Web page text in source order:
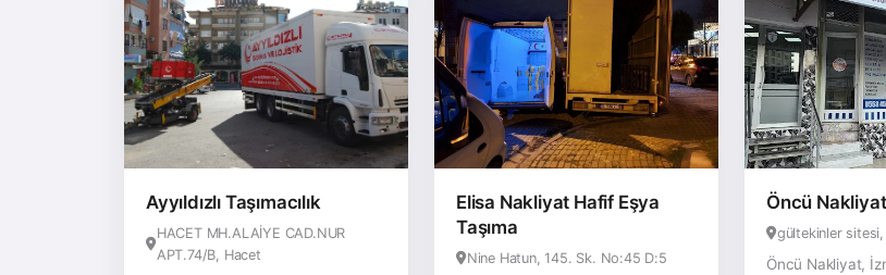
Ayyıldızlı Taşımacılık
HACET MH.ALAİYE CAD.NUR
APT.74/B, Hacet
Elisa Nakliyat Hafif Eşya
Taşıma
Nine Hatun, 145. Sk. No:45 D:5
Öncü Nakliyat
gültekinler
Öncü Nakliyat,